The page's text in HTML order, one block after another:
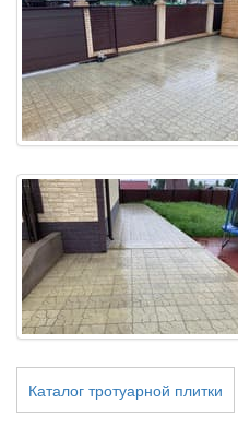
Каталог тротуарной плитки